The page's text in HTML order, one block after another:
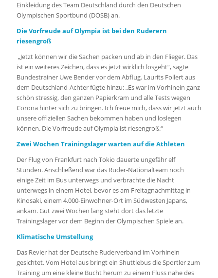
Einkleidung des Team Deutschland durch den Deutschen
Olympischen Sportbund (DOSB) an.
Die Vorfreude auf Olympia ist bei den Ruderern
riesengroß
„Jetzt können wir die Sachen packen und ab in den Flieger. Das
ist ein weiteres Zeichen, dass es jetzt wirklich losgeht“, sagte
Bundestrainer Uwe Bender vor dem Abflug. Laurits Follert aus
dem Deutschland-Achter fügte hinzu: „Es war im Vorhinein ganz
schön stressig, den ganzen Papierkram und alle Tests wegen
Corona hinter sich zu bringen. Ich freue mich, dass wir jetzt auch
unsere offiziellen Sachen bekommen haben und loslegen
können. Die Vorfreude auf Olympia ist riesengroß.“
Zwei Wochen Trainingslager warten auf die Athleten
Der Flug von Frankfurt nach Tokio dauerte ungefähr elf
Stunden. Anschließend war das Ruder-Nationalteam noch
einige Zeit im Bus unterwegs und verbrachte die Nacht
unterwegs in einem Hotel, bevor es am Freitagnachmittag in
Kinosaki, einem 4.000-Einwohner-Ort im Südwesten Japans,
ankam. Gut zwei Wochen lang steht dort das letzte
Trainingslager vor dem Beginn der Olympischen Spiele an.
Klimatische Umstellung
Das Revier hat der Deutsche Ruderverband im Vorhinein
gesichtet. Vom Hotel aus bringt ein Shuttlebus die Sportler zum
Training um eine kleine Bucht herum zu einem Fluss nahe des